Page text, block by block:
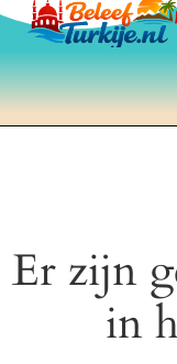
Er zijn
in